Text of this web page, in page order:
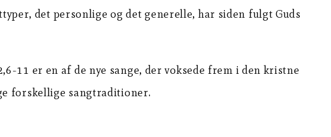
det personlige og det generelle, har siden fulgt Guds
11 er en af de nye sange, der voksede frem i den kristne
forskellige sangtraditioner.